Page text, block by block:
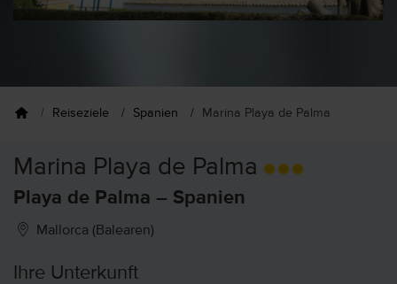
Reiseziele Spanien Marina Playa de Palma
Marina Playa de Palma
Playa de Palma – Spanien
Mallorca (Balearen)
Ihre Unterkunft